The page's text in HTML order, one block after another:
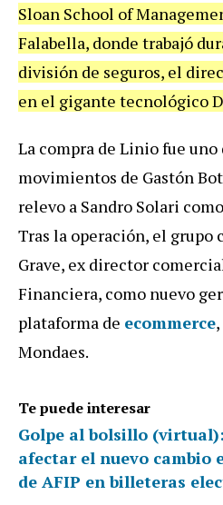
Sloan School of
Falabella, donde trabajó
división de seguros, el
en el gigante tecnológico
La compra de Linio fue
movimientos de Gastón
relevo a Sandro Solari
Tras la operación, el grupo
Grave, ex director
Financiera, como nuevo
plataforma de ecommerce
Mondaes.
Te puede interesar
Golpe al bolsillo
afectar el nuevo cambio
de AFIP en billeteras